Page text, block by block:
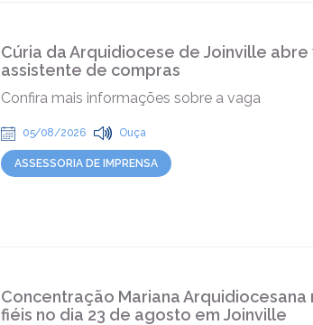
Cúria da Arquidiocese de Joinville
assistente de compras
Confira mais informações sobre a vaga
05/08/2026 Ouça
ASSESSORIA DE IMPRENSA
Concentração Mariana Arquidiocesana
fiéis no dia 23 de agosto em Joinville